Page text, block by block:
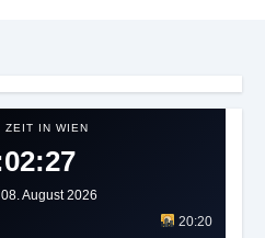
ZEIT IN WIEN
August 2026
20:20